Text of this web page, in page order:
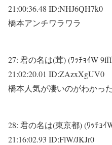
21:00:36.48 ID:NHJ6QH7k0
橋本アンチワラワラ
27: 君の名は(茸) (ﾜｯﾁｮｲW
21:02:20.01 ID:ZAzxXgUV0
橋本人気が凄いのがわかっ
28: 君の名は(東京都) (ﾜｯﾁｮｲ
21:16:02.93 ID:FlW/JKJr0